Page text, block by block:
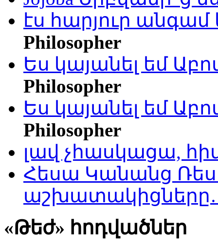
էս հարյուր
Philosopher
Ես կայանել եմ
Philosopher
Ես կայանել եմ
Philosopher
լավ չհասկացա,
Հեսա Կանանց
«Թեժ» հոդվածներ